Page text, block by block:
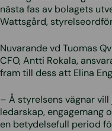
nästa fas av bolagets
Wattsgård,
Nuvarande vd Tuomas
CFO, Antti Rokala,
fram till dess att Elina
– Å styrelsens vägnar
ledarskap, engagemang
en betydelsefull period